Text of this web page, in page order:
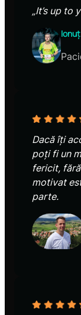
„It’s up to
Dacă îți
poți fi un
fericit,
motivat
parte.